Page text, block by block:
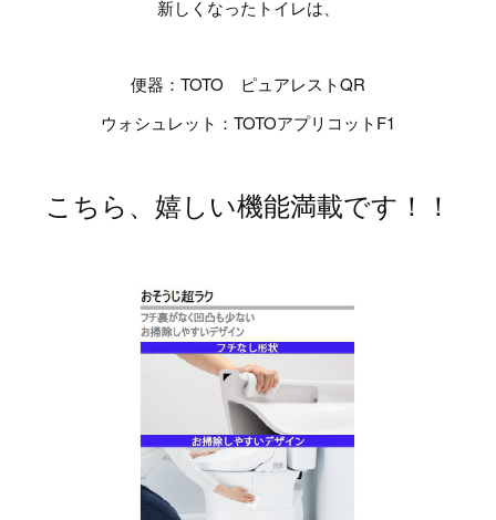
新しくなったトイレは、
便器：TOTO ピュアレストQR
ウォシュレット：TOTOアプリコットF1
こちら、嬉しい機能満載です！！